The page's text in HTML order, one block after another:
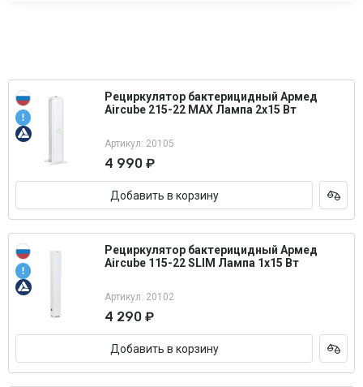
Рециркулятор бактерицидный Армед
Aircube 215-22 MAX Лампа 2х15 Вт
Артикул: 20105
4 990 ₽
Добавить в корзину
Рециркулятор бактерицидный Армед
Aircube 115-22 SLIM Лампа 1х15 Вт
Артикул: 20102
4 290 ₽
Добавить в корзину